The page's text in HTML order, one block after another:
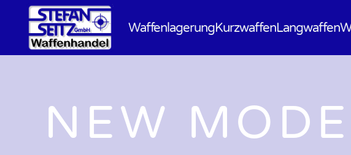
WaffenlagerungKurzwaffenLangwaffen
NEW